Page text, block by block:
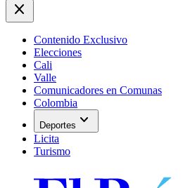
close
Contenido Exclusivo
Elecciones
Cali
Valle
Comunicadores en Comunas
Colombia
Deportes expand_more
Licita
Turismo